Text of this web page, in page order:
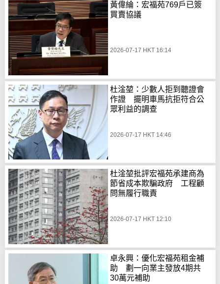
黃偉綸：宏福苑769戶已簽
買賣協議
2026-07-17 HKT 16:14
杜淦堃：少數人拒到聽證會
作證 擺明車馬抗拒符合公
眾利益的調查
2026-07-17 HKT 14:46
杜淦堃批評宏福苑承建商為
節省成本欺騙政府 工程顧
問無履行職責
2026-07-17 HKT 12:10
卓永興：優化宏福苑租金補
助 劃一向業主發放4期共
30萬元補助